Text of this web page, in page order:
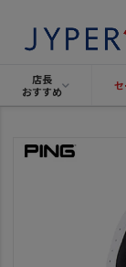
店長
おすすめ